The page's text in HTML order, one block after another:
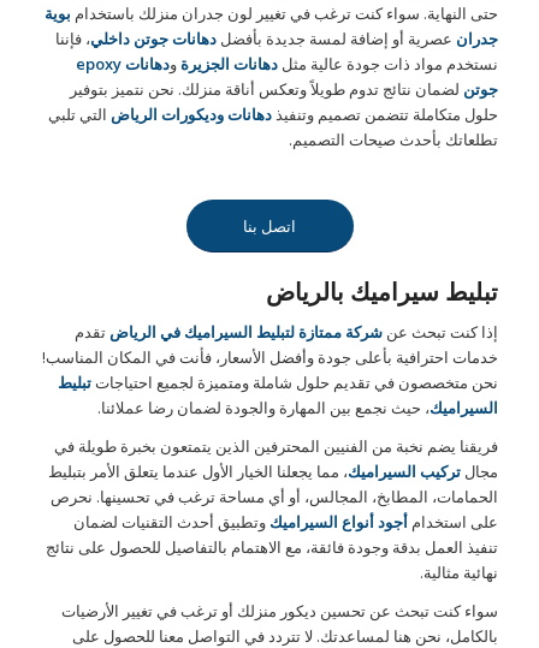
حتى النهاية. سواء كنت ترغب في تغيير لون جدران منزلك باستخدام بوية
جدران عصرية أو إضافة لمسة جديدة بأفضل دهانات جوتن داخلي، فإننا
نستخدم مواد ذات جودة عالية مثل دهانات الجزيرةو
دهانات epoxy
جوتن لضمان نتائج تدوم طويلاً وتعكس أناقة منزلك. نحن نتميز بتوفير
حلول متكاملة تتضمن تصميم وتنفيذدهانات وديكورات الرياض التي تلبي
تطلعاتك بأحدث صيحات التصميم.
اتصل بنا
تبليط سيراميك بالرياض
إذا كنت تبحث عن شركة ممتازة لتبليط السيراميك في الرياض تقدم
خدمات احترافية بأعلى جودة وأفضل الأسعار، فأنت في المكان المناسب!
نحن متخصصون في تقديم حلول شاملة ومتميزة لجميع احتياجاتتبليط
السيراميك، حيث نجمع بين المهارة والجودة لضمان رضا عملائنا.
فريقنا يضم نخبة من الفنيين المحترفين الذين يتمتعون بخبرة طويلة في
مجال تركيب السيراميك، مما يجعلنا الخيار الأول عندما يتعلق الأمر بتبليط
الحمامات، المطابخ، المجالس، أو أي مساحة ترغب في تحسينها. نحرص
على استخدام أجود أنواع السيراميك وتطبيق أحدث التقنيات لضمان
تنفيذ العمل بدقة وجودة فائقة، مع الاهتمام بالتفاصيل للحصول على نتائج
نهائية مثالية.
سواء كنت تبحث عن تحسين ديكور منزلك أو ترغب في تغيير الأرضيات
بالكامل، نحن هنا لمساعدتك. لا تتردد في التواصل معنا للحصول على